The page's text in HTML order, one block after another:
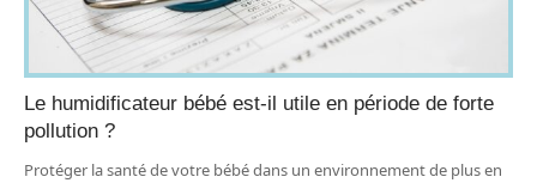
Le humidificateur bébé est-il utile en période de forte
pollution ?
Protéger la santé de votre bébé dans un environnement de plus en